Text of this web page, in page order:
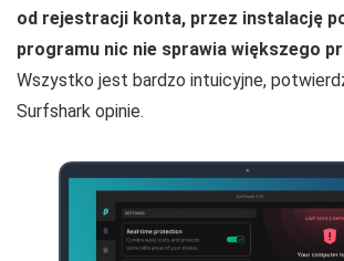
od rejestracji konta, przez instalację
programu nic nie sprawia większego
Wszystko jest bardzo intuicyjne,
Surfshark opinie.